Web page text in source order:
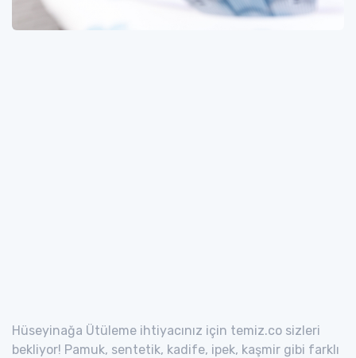
Hüseyinağa Ütüleme ihtiyacınız için temiz.co sizleri
bekliyor! Pamuk, sentetik, kadife, ipek, kaşmir gibi farklı